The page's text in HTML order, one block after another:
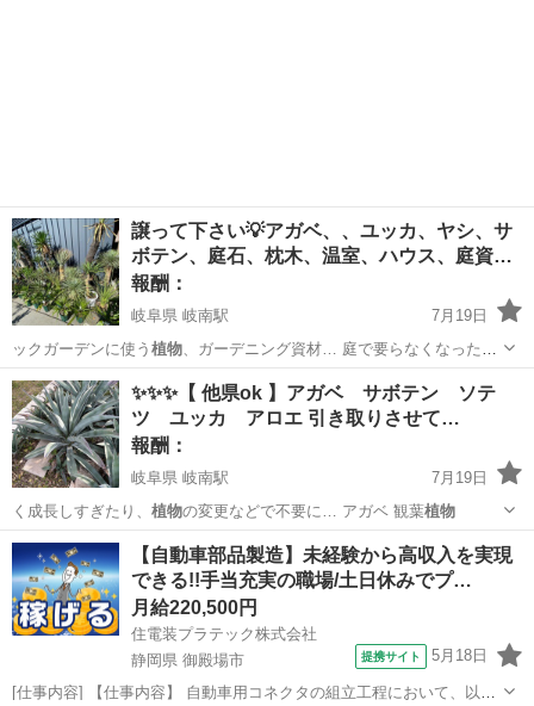
譲って下さい💡アガベ、、ユッカ、ヤシ、サ
ボテン、庭石、枕木、温室、ハウス、庭資…
報酬：
岐阜県 岐南駅
7月19日
ックガーデンに使う 植物、ガーデニング資材… 庭で要らなくなった
物など引き取ります💡… や温室、ハウスでの植物栽培したくて募集
し…
岐阜 羽島郡 岐南駅 買いたい/ください 資材
✨✨✨【 他県ok 】アガベ サボテン ソテ
ツ ユッカ アロエ 引き取りさせて…
報酬：
岐阜県 岐南駅
7月19日
く成長しすぎたり、 植物 の変更などで不要に… アガベ 観葉植物
岐阜 羽島郡 岐南駅 買いたい/ください アガベ
【自動車部品製造】未経験から高収入を実現
できる!!手当充実の職場/土日休みでプ…
月給220,500円
住電装プラテック株式会社
静岡県 御殿場市
提携サイト 5月18日
[仕事内容] 【仕事内容】 自動車用コネクタの組立工程において、以下